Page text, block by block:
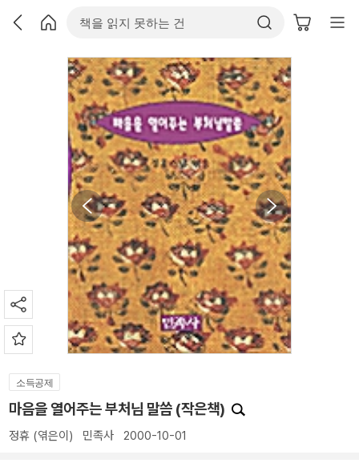
소득공제
마음을 열어주는 부처님 말씀 (작은책)
정휴 (엮은이) 민족사 2000-10-01